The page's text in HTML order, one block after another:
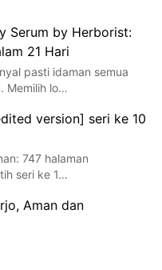
Serum by Herborist:
21 Hari
pasti idaman semua
Memilih lo…
version] seri ke 10
747 halaman
seri ke 1…
Aman dan